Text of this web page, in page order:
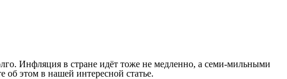
Инфляция в стране идёт тоже не медленно, а семи-мильными
об этом в нашей интересной статье.